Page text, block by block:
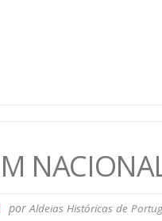
porAldeias Históricas de